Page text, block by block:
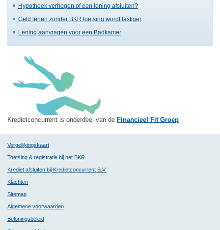
Hypotheek verhogen of een lening afsluiten?
Geld lenen zonder BKR toetsing wordt lastiger
Lening aanvragen voor een Badkamer
Kredietconcurrent is onderdeel van de Financieel Fit Groep
Vergelijkingskaart
Toetsing & registratie bij het BKR
Krediet afsluiten bij Kredietconcurrent B.V.
Klachten
Sitemap
Algemene voorwaarden
Beloningsbeleid